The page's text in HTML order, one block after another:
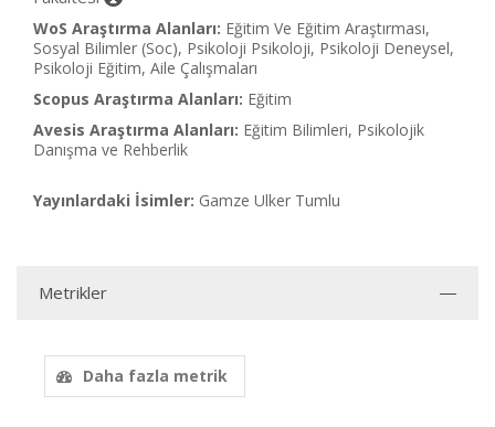
WoS Araştırma Alanları: Eğitim Ve Eğitim Araştırması,
Sosyal Bilimler (Soc), Psikoloji Psikoloji, Psikoloji Deneysel,
Psikoloji Eğitim, Aile Çalışmaları
Scopus Araştırma Alanları: Eğitim
Avesis Araştırma Alanları: Eğitim Bilimleri, Psikolojik
Danışma ve Rehberlik
Yayınlardaki İsimler: Gamze Ulker Tumlu
Metrikler
Daha fazla metrik